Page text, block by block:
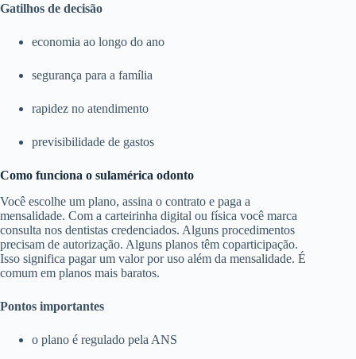
Gatilhos de decisão
economia ao longo do ano
segurança para a família
rapidez no atendimento
previsibilidade de gastos
Como funciona o sulamérica odonto
Você escolhe um plano, assina o contrato e paga a
mensalidade. Com a carteirinha digital ou física você marca
consulta nos dentistas credenciados. Alguns procedimentos
precisam de autorização. Alguns planos têm coparticipação.
Isso significa pagar um valor por uso além da mensalidade. É
comum em planos mais baratos.
Pontos importantes
o plano é regulado pela ANS